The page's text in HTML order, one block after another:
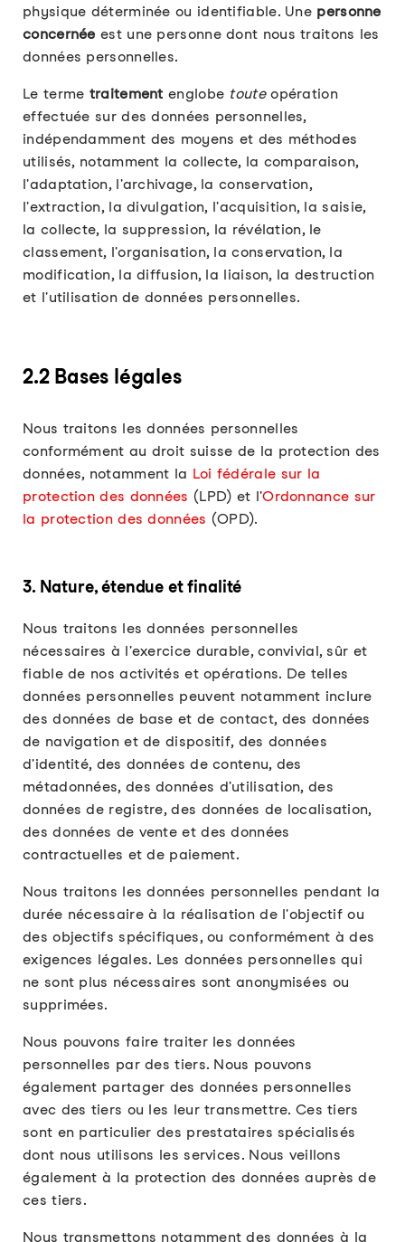
physique déterminée ou identifiable. Une personne
concernéeest une personne dont nous traitons les
données personnelles.
Le terme traitement englobe touteopération
effectuée sur des données personnelles,
indépendamment des moyens et des méthodes
utilisés, notamment la collecte, la comparaison,
l'adaptation, l'archivage, la conservation,
l'extraction, la divulgation, l'acquisition, la saisie,
la collecte, la suppression, la révélation, le
classement, l'organisation, la conservation, la
modification, la diffusion, la liaison, la destruction
et l'utilisation de données personnelles.
2.2 Bases légales
Nous traitons les données personnelles
conformément au droit suisse de la protection des
données, notamment la Loi fédérale sur la
protection des données (LPD) et l'Ordonnance sur
la protection des données (OPD).
3. Nature, étendue et finalité
Nous traitons les données personnelles
nécessaires à l'exercice durable, convivial, sûr et
fiable de nos activités et opérations. De telles
données personnelles peuvent notamment inclure
des données de base et de contact, des données
de navigation et de dispositif, des données
d'identité, des données de contenu, des
métadonnées, des données d'utilisation, des
données de registre, des données de localisation,
des données de vente et des données
contractuelles et de paiement.
Nous traitons les données personnelles pendant la
durée nécessaire à la réalisation de l'objectif ou
des objectifs spécifiques, ou conformément à des
exigences légales. Les données personnelles qui
ne sont plus nécessaires sont anonymisées ou
supprimées.
Nous pouvons faire traiter les données
personnelles par des tiers. Nous pouvons
également partager des données personnelles
avec des tiers ou les leur transmettre. Ces tiers
sont en particulier des prestataires spécialisés
dont nous utilisons les services. Nous veillons
également à la protection des données auprès de
ces tiers.
Nous transmettons notamment des données à la